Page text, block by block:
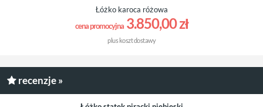
Łóżko karoca różowa
cena promocyjna3.850,00 zł
plus koszt dostawy
recenzje »